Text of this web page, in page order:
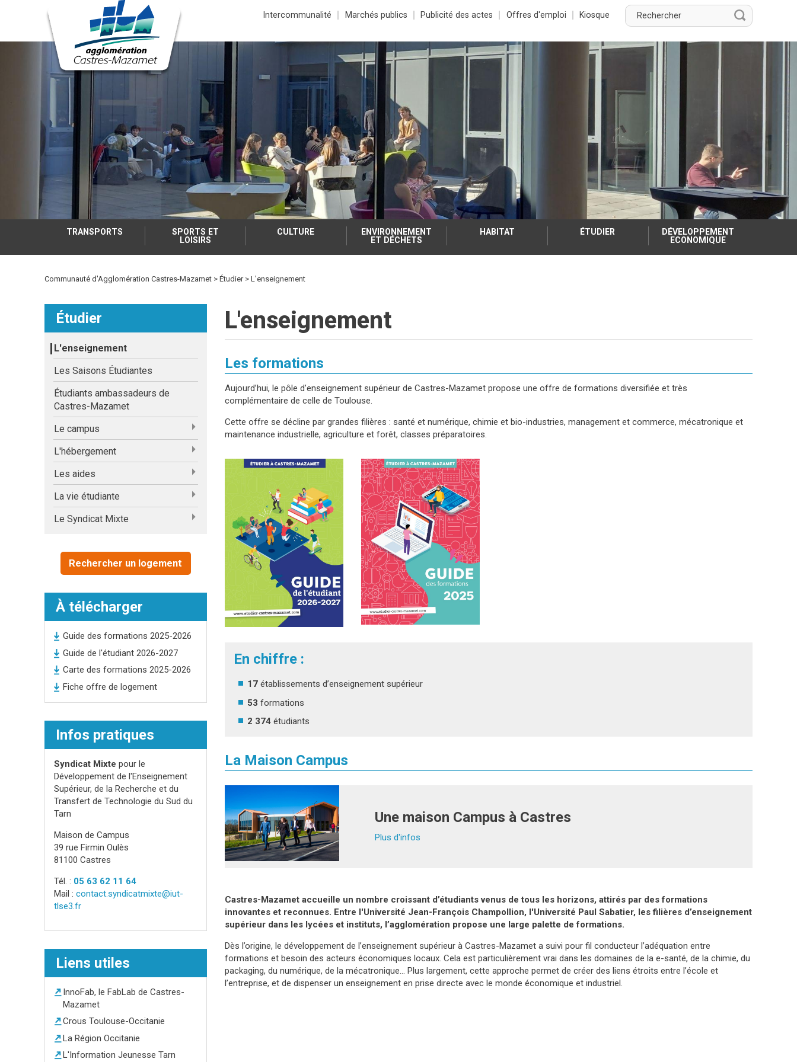
nav
Intercommunalité Marchés publics Publicité des actes Offres d'emploi Kiosque Rechercher
Rechercher
TRANSPORTS
SPORTS ET
LOISIRS
CULTURE
ENVIRONNEMENT
ET DÉCHETS
HABITAT ÉTUDIER
DÉVELOPPEMENT
ECONOMIQUE
Communauté d'Agglomération Castres-Mazamet Étudier L'enseignement
Étudier
L'enseignement
Les Saisons Étudiantes
Étudiants ambassadeurs de
Castres-Mazamet
Le campus
L'hébergement
Les aides
La vie étudiante
Le Syndicat Mixte
Rechercher un logement
À télécharger
Guide des formations 2025-2026
Guide de l'étudiant 2026-2027
Carte des formations 2025-2026
Fiche offre de logement
Infos pratiques
Syndicat Mixte pour le
Développement de l'Enseignement
Supérieur, de la Recherche et du
Transfert de Technologie du Sud du
Tarn
Maison de Campus
39 rue Firmin Oulès
81100 Castres
Tél. : 05 63 62 11 64
Mail : contact.syndicatmixte@iut-
tlse3.fr
Liens utiles
InnoFab, le FabLab de Castres-
Mazamet
Crous Toulouse-Occitanie
La Région Occitanie
L'Information Jeunesse Tarn
L'enseignement
Les formations
Aujourd’hui, le pôle d’enseignement supérieur de Castres-Mazamet propose une offre de formations diversifiée et très
complémentaire de celle de Toulouse.
Cette offre se décline par grandes filières : santé et numérique, chimie et bio-industries, management et commerce, mécatronique et
maintenance industrielle, agriculture et forêt, classes préparatoires.
En chiffre :
17 établissements d’enseignement supérieur
53 formations
2 374étudiants
La Maison Campus
Une maison Campus à Castres
Plus d'infos
Castres-Mazamet accueille un nombre croissant d’étudiants venus de tous les horizons, attirés par des formations
innovantes et reconnues. Entre l'Université Jean-François Champollion, l'Université Paul Sabatier, les filières d’enseignement
supérieur dans les lycées et instituts, l’agglomération propose une large palette de formations.
Dès l’origine, le développement de l’enseignement supérieur à Castres-Mazamet a suivi pour fil conducteur l’adéquation entre
formations et besoin des acteurs économiques locaux. Cela est particulièrement vrai dans les domaines de la e-santé, de la chimie, du
packaging, du numérique, de la mécatronique… Plus largement, cette approche permet de créer des liens étroits entre l’école et
l’entreprise, et de dispenser un enseignement en prise directe avec le monde économique et industriel.